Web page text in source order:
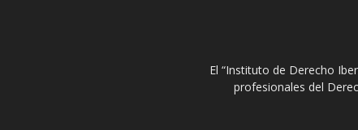
El “Instituto de Derecho
profesionales del